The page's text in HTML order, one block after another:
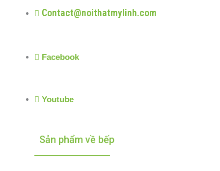
Contact@noithatmylinh.com
Facebook
Youtube
Sản phẩm về bếp